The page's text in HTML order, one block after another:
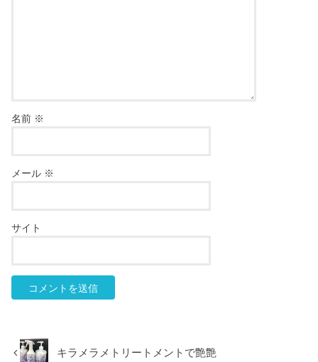
名前 ※
メール ※
サイト
キラメラメトリートメントで艶艶